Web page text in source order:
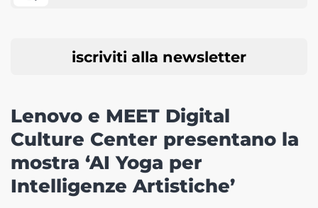
iscriviti alla newsletter
Lenovo e MEET Digital
Culture Center presentano la
mostra ‘AI Yoga per
Intelligenze Artistiche’